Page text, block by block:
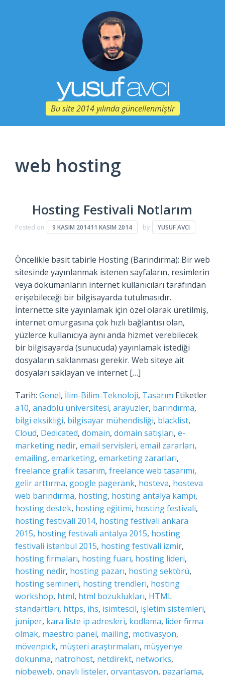
Bu site 2014 yılında güncellenmiştir
web hosting
Hosting Festivali Notlarım
Posted on 9 KASIM 201411 KASIM 2014 by YUSUF AVCI
Öncelikle basit tabirle Hosting (Barındırma): Bir web
sitesinde yayınlanmak istenen sayfaların, resimlerin
veya dokümanların internet kullanıcıları tarafından
erişebileceği bir bilgisayarda tutulmasıdır.
İnternette site yayınlamak için özel olarak üretilmiş,
internet omurgasına çok hızlı bağlantısı olan,
yüzlerce kullanıcıya aynı anda hizmet verebilecek
bir bilgisayarda (sunucuda) yayınlamak istediği
dosyaların saklanması gerekir. Web siteye ait
dosyaları saklayan ve internet […]
Tarih: Genel, İlim-Bilim-Teknoloji, Tasarım Etiketler
a10, anadolu üniversitesi, arayüzler, barındırma,
bilgi eksikliği, bilgisayar mühendisliği, blacklist,
Cloud, Dedicated, domain, domain satışları, e-
marketing nedir, email servisleri, email zararları,
emailing, emarketing, emarketing zararları,
freelance grafik tasarım, freelance web tasarımı,
gelir arttırma, google pagerank, hosteva, hosteva
web barındırma, hosting, hosting antalya kampı,
hosting destek, hosting eğitimi, hosting festivali,
hosting festivali 2014, hosting festivali ankara
2015, hosting festivali antalya 2015, hosting
festivali istanbul 2015, hosting festivali izmir,
hosting firmaları, hosting fuarı, hosting lideri,
hosting nedir, hosting pazarı, hosting sektörü,
hosting semineri, hosting trendleri, hosting
workshop, html, html bozuklukları, HTML
standartları, https, ihs, isimtescil, işletim sistemleri,
juniper, kara liste ip adresleri, kodlama, lider firma
olmak, maestro panel, mailing, motivasyon,
mövenpick, müşteri araştırmaları, müşyeriye
dokunma, natrohost, netdirekt, networks,
niobeweb, onaylı listeler, oryantasyon, pazarlama,